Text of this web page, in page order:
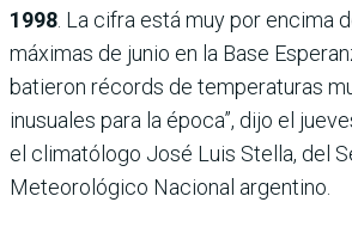
1998 . La cifra está muy por encima
máximas de junio en la Base
batieron récords de temperaturas
inusuales para la época”, dijo el
el climatólogo José Luis Stella, del
Meteorológico Nacional argentino.